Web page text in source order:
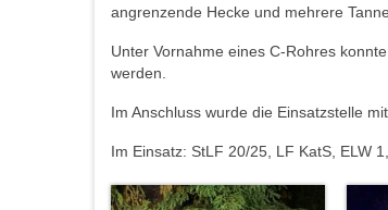
angrenzende Hecke und mehrere
Unter Vornahme eines C-Rohres
werden.
Im Anschluss wurde die Einsatzstelle
Im Einsatz: StLF 20/25, LF KatS, ELW 1,